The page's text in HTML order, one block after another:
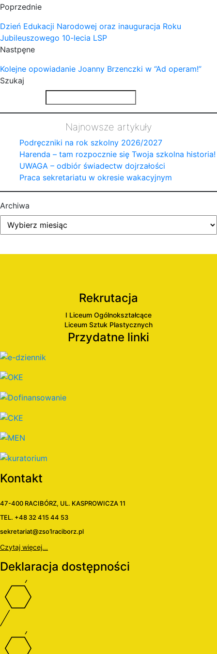
Poprzednie
Dzień Edukacji Narodowej oraz inauguracja Roku
Jubileuszowego 10-lecia LSP
Nastpęne
Kolejne opowiadanie Joanny Brzenczki w “Ad operam!”
Szukaj
Najnowsze artykuły
Podręczniki na rok szkolny 2026/2027
Harenda – tam rozpocznie się Twoja szkolna historia!
UWAGA – odbiór świadectw dojrzałości
Praca sekretariatu w okresie wakacyjnym
Archiwa
Rekrutacja
I Liceum Ogólnokształcące
Liceum Sztuk Plastycznych
Przydatne linki
Kontakt
47-400 RACIBÓRZ, UL. KASPROWICZA 11
TEL. +48 32 415 44 53
sekretariat@zso1raciborz.pl
Czytaj więcej...
Deklaracja dostępności